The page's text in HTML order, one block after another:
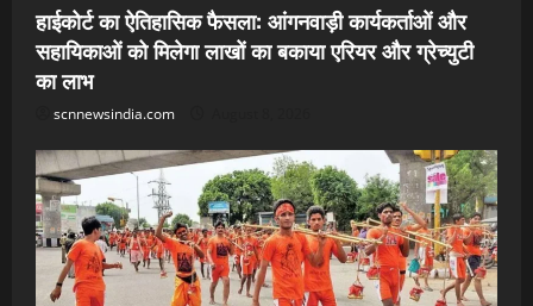
हाईकोर्ट का ऐतिहासिक फैसला: आंगनवाड़ी कार्यकर्ताओं और
सहायिकाओं को मिलेगा लाखों का बकाया एरियर और ग्रेच्युटी
का लाभ
scnnewsindia.com